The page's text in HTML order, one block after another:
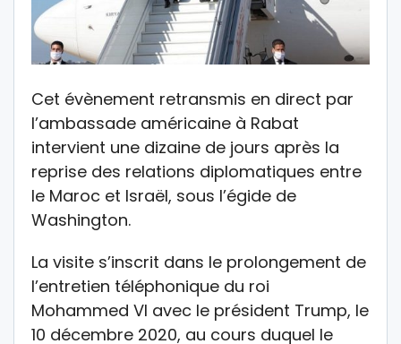
Cet évènement retransmis en direct par
l’ambassade américaine à Rabat
intervient une dizaine de jours après la
reprise des relations diplomatiques entre
le Maroc et Israël, sous l’égide de
Washington.
La visite s’inscrit dans le prolongement de
l’entretien téléphonique du roi
Mohammed VI avec le président Trump, le
10 décembre 2020, au cours duquel le